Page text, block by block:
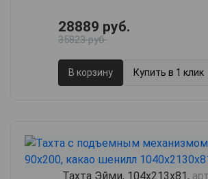
28889 руб.
35823 руб.
В корзину Купить в 1 клик
Тахта Эйми, 104х213х81,